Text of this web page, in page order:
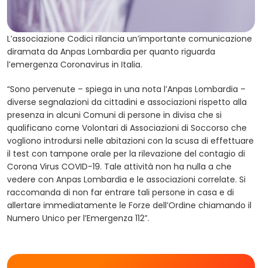
L’associazione Codici rilancia un’importante comunicazione
diramata da Anpas Lombardia per quanto riguarda
l’emergenza Coronavirus in Italia.
“Sono pervenute – spiega in una nota l’Anpas Lombardia –
diverse segnalazioni da cittadini e associazioni rispetto alla
presenza in alcuni Comuni di persone in divisa che si
qualificano come Volontari di Associazioni di Soccorso che
vogliono introdursi nelle abitazioni con la scusa di effettuare
il test con tampone orale per la rilevazione del contagio di
Corona Virus COVID-19. Tale attività non ha nulla a che
vedere con Anpas Lombardia e le associazioni correlate. Si
raccomanda di non far entrare tali persone in casa e di
allertare immediatamente le Forze dell’Ordine chiamando il
Numero Unico per l’Emergenza 112”.